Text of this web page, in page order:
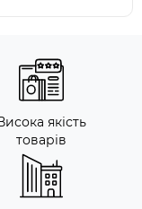
якість
товарів